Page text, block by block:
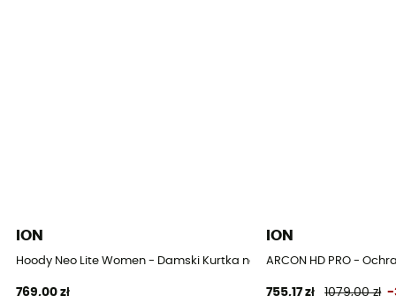
ION
Hoody Neo Lite Women - Damski Kurtka neoprenowa
769,00 zł
ION
ARCON HD PRO -
755,17 zł 1079,00 zł -